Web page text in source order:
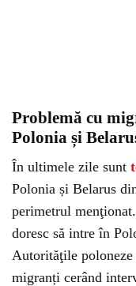
Problemă cu
Polonia și
În ultimele zile sunt
Polonia și Belarus
perimetrul
doresc să intre în
Autorităţile
migranți cerând